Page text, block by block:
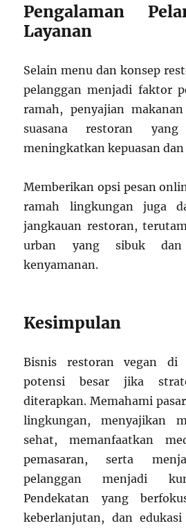
Pengalaman
Layanan
Selain menu dan konsep
pelanggan menjadi faktor
ramah, penyajian
suasana restoran
meningkatkan kepuasan
Memberikan opsi pesan
ramah lingkungan juga
jangkauan restoran,
urban yang sibuk dan
kenyamanan.
Kesimpulan
Bisnis restoran vegan di
potensi besar jika
diterapkan. Memahami
lingkungan, menyajikan
sehat, memanfaatkan
pemasaran, serta
pelanggan menjadi
Pendekatan yang
keberlanjutan, dan